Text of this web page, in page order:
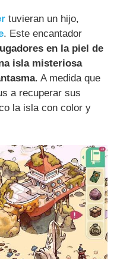
tuvieran un hijo,
. Este encantador
en la piel de
isla misteriosa
. A medida que
a recuperar sus
la isla con color y